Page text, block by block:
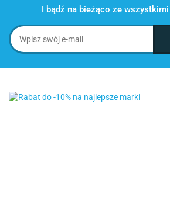
I bądź na bieżąco ze